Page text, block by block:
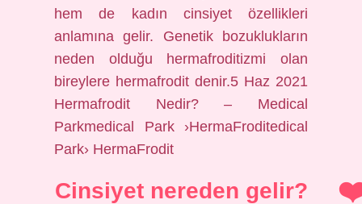
hem de kadın cinsiyet özellikleri
anlamına gelir. Genetik bozuklukların
neden olduğu hermafroditizmi olan
bireylere hermafrodit denir.5 Haz 2021
Hermafrodit Nedir? – Medical
Parkmedical Park ›HermaFroditedical
Park› HermaFrodit
Cinsiyet nereden gelir?